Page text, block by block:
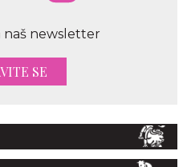
naš newsletter
SE